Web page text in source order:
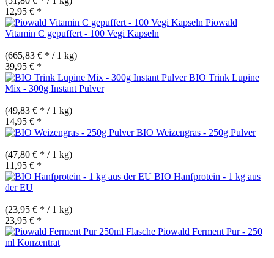
12,95 € *
Piowald
Vitamin C gepuffert - 100 Vegi Kapseln
(665,83 € * / 1 kg)
39,95 € *
BIO Trink Lupine
Mix - 300g Instant Pulver
(49,83 € * / 1 kg)
14,95 € *
BIO Weizengras - 250g Pulver
(47,80 € * / 1 kg)
11,95 € *
BIO Hanfprotein - 1 kg aus
der EU
(23,95 € * / 1 kg)
23,95 € *
Piowald Ferment Pur - 250
ml Konzentrat